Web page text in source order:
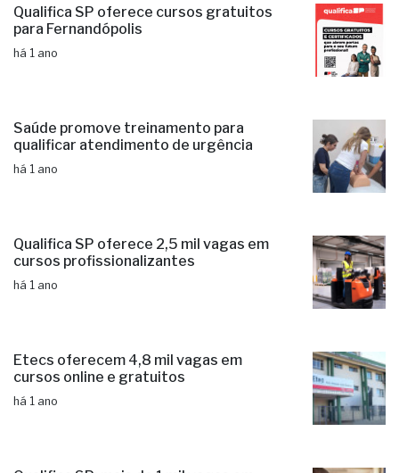
Qualifica SP oferece cursos gratuitos
para Fernandópolis
há 1 ano
Saúde promove treinamento para
qualificar atendimento de urgência
há 1 ano
Qualifica SP oferece 2,5 mil vagas em
cursos profissionalizantes
há 1 ano
Etecs oferecem 4,8 mil vagas em
cursos online e gratuitos
há 1 ano